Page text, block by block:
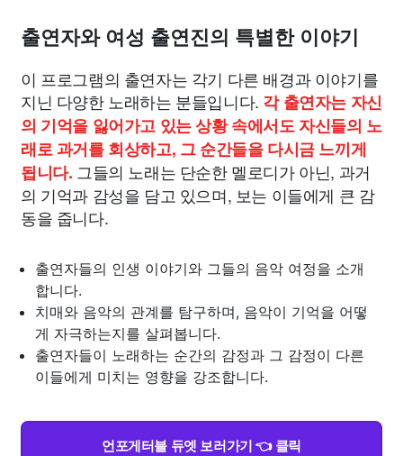
출연자와 여성 출연진의 특별한 이야기
이 프로그램의 출연자는 각기 다른 배경과 이야기를
지닌 다양한 노래하는 분들입니다. 각 출연자는 자신
의 기억을 잃어가고 있는 상황 속에서도 자신들의 노
래로 과거를 회상하고, 그 순간들을 다시금 느끼게
됩니다. 그들의 노래는 단순한 멜로디가 아닌, 과거
의 기억과 감성을 담고 있으며, 보는 이들에게 큰 감
동을 줍니다.
출연자들의 인생 이야기와 그들의 음악 여정을 소개
합니다.
치매와 음악의 관계를 탐구하며, 음악이 기억을 어떻
게 자극하는지를 살펴봅니다.
출연자들이 노래하는 순간의 감정과 그 감정이 다른
이들에게 미치는 영향을 강조합니다.
언포게터블 듀엣 보러가기 👈 클릭